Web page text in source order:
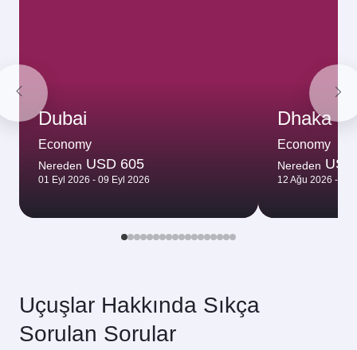
Dubai
Economy
Nereden USD 605
01 Eyl 2026 - 09 Eyl 2026
Dhaka
Economy
Nereden
12 Ağu 2026 - 14
Uçuşlar Hakkında Sıkça
Sorulan Sorular